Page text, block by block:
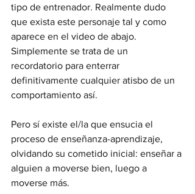
tipo de entrenador. Realmente dudo
que exista este personaje tal y como
aparece en el video de abajo.
Simplemente se trata de un
recordatorio para enterrar
definitivamente cualquier atisbo de un
comportamiento así.
Pero sí existe el/la que ensucia el
proceso de enseñanza-aprendizaje,
olvidando su cometido inicial: enseñar a
alguien a moverse bien, luego a
moverse más.